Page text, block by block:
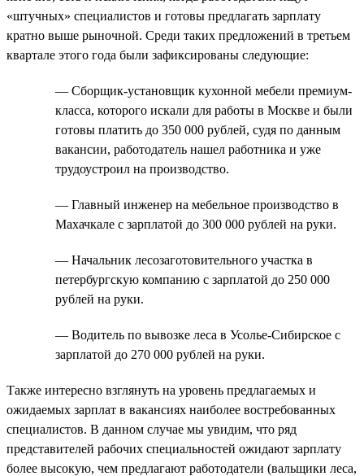
«штучных» специалистов и готовы предлагать зарплату
кратно выше рыночной. Среди таких предложений в третьем
квартале этого года были зафиксированы следующие:
— Сборщик-установщик кухонной мебели премиум-
класса, которого искали для работы в Москве и были
готовы платить до 350 000 рублей, судя по данным
вакансии, работодатель нашел работника и уже
трудоустроил на производство.
— Главный инженер на мебельное производство в
Махачкале с зарплатой до 300 000 рублей на руки.
— Начальник лесозаготовительного участка в
петербургскую компанию с зарплатой до 250 000
рублей на руки.
— Водитель по вывозке леса в Усолье-Сибирское с
зарплатой до 270 000 рублей на руки.
Также интересно взглянуть на уровень предлагаемых и
ожидаемых зарплат в вакансиях наиболее востребованных
специалистов. В данном случае мы увидим, что ряд
представителей рабочих специальностей ожидают зарплату
более высокую, чем предлагают работодатели (вальщики леса,